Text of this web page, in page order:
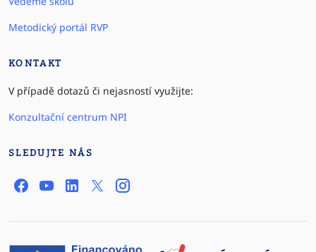
Metodický portál RVP
KONTAKT
V případě dotazů či nejasností využijte:
Konzultační centrum NPI
SLEDUJTE NÁS